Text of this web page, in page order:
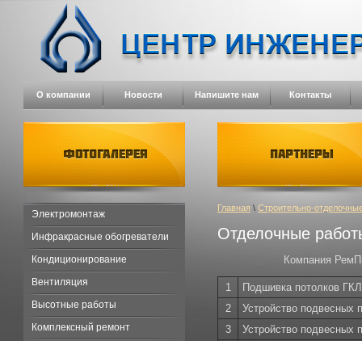
О компании Новости Напишите нам Контакты
Главная \ Строительно-
Отделочные
Компания
1
Подшивка потолков
2
Устройство подвесных
3
Устройство подвесных
Электромонтаж
Инфракрасные обогреватели
Кондиционирование
Вентиляция
Высотные работы
Комплексный ремонт